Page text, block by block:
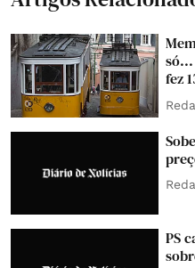
fez
PS